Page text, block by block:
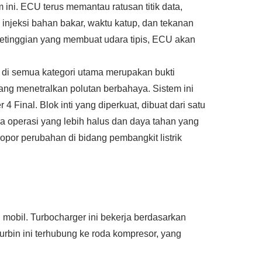
ECU terus memantau ratusan titik data,
bahan bakar, waktu katup, dan tekanan
yang membuat udara tipis, ECU akan
semua kategori utama merupakan bukti
menetralkan polutan berbahaya. Sistem ini
4 Final. Blok inti yang diperkuat, dibuat dari satu
operasi yang lebih halus dan daya tahan yang
perubahan di bidang pembangkit listrik
Turbocharger ini bekerja berdasarkan
ini terhubung ke roda kompresor, yang